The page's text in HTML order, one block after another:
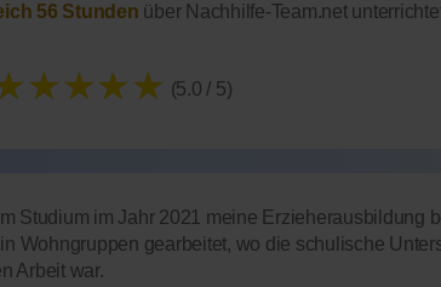
56 Stunden über Nachhilfe-Team.net
(5.0 / 5)
Studium im Jahr 2021 meine Erzieherausbildung
Wohngruppen gearbeitet, wo die schulische
Arbeit war.